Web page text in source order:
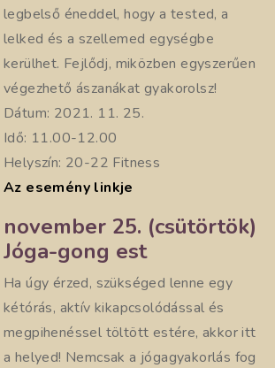
legbelső éneddel, hogy a tested, a
lelked és a szellemed egységbe
kerülhet. Fejlődj, miközben egyszerűen
végezhető ászanákat gyakorolsz!
Dátum: 2021. 11. 25.
Idő: 11.00-12.00
Helyszín: 20-22 Fitness
Az esemény linkje
november 25. (csütörtök)
Jóga-gong est
Ha úgy érzed, szükséged lenne egy
kétórás, aktív kikapcsolódással és
megpihenéssel töltött estére, akkor itt
a helyed! Nemcsak a jógagyakorlás fog